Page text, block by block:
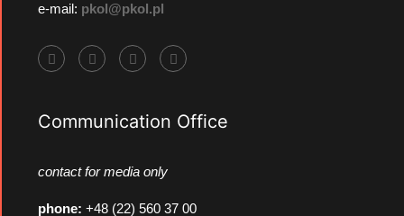
e-mail: pkol@pkol.pl
Communication Office
contact for media only
phone: +48 (22) 560 37 00